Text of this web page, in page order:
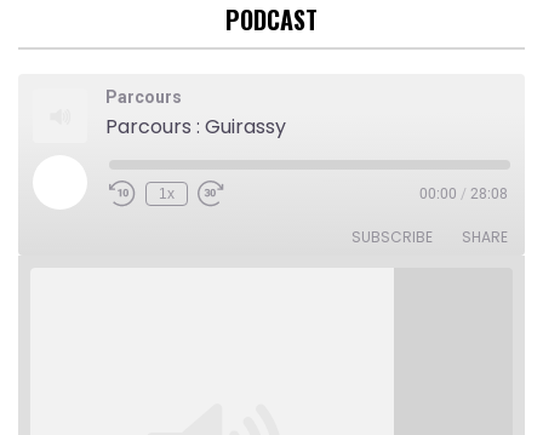
PODCAST
Parcours
Parcours : Guirassy
Play
Episode
Rewind
1x
Fast
00:00 / 28:08
SUBSCRIBE SHARE